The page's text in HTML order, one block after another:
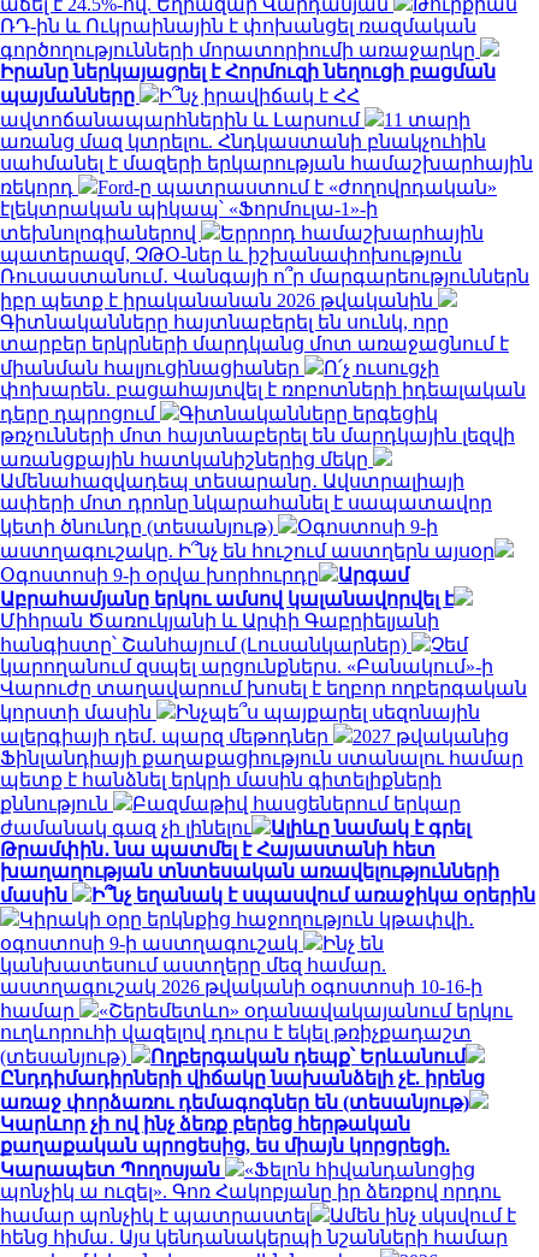
ՌԴ-ին և Ուկրաինային է փոխանցել ռազմական
գործողությունների մորատորիումի առաջարկը
Իրանը ներկայացրել է Հորմուզի նեղուցի բացման
պայմանները
Ի՞նչ իրավիճակ է ՀՀ
ավտոճանապարհներին և Լարսում
11 տարի
առանց մազ կտրելու. Հնդկաստանի բնակչուհին
սահմանել է մազերի երկարության համաշխարհային
ռեկորդ
Ford-ը պատրաստում է «ժողովրդական»
էլեկտրական պիկապ՝ «Ֆորմուլա-1»-ի
տեխնոլոգիաներով
Երրորդ համաշխարհային
պատերազմ, ՉԹՕ-ներ և իշխանափոխություն
Ռուսաստանում․ Վանգայի ո՞ր մարգարեություններն
իբր պետք է իրականանան 2026 թվականին
Գիտնականները հայտնաբերել են սունկ, որը
տարբեր երկրների մարդկանց մոտ առաջացնում է
միանման հալյուցինացիաներ
Ո՛չ ուսուցչի
փոխարեն. բացահայտվել է ռոբոտների իդեալական
դերը դպրոցում
Գիտնականները երգեցիկ
թռչունների մոտ հայտնաբերել են մարդկային լեզվի
առանցքային հատկանիշներից մեկը
Ամենահազվադեպ տեսարանը․ Ավստրալիայի
ափերի մոտ դրոնը նկարահանել է սապատավոր
կետի ծնունդը (տեսանյութ)
Օգոստոսի 9-ի
աստղագուշակը. Ի՞նչ են հուշում աստղերն այսօր
Օգոստոսի 9-ի օրվա խորհուրդը
Արգամ
Աբրահամյանը երկու ամսով կալանավորվել է
Միհրան Ծառուկյանի և Արփի Գաբրիելյանի
հանգիստը՝ Շանհայում (Լուսանկարներ)
Չեմ
կարողանում զսպել արցունքներս. «Բանակում»-ի
Վարուժը տաղավարում խոսել է եղբոր ողբերգական
կորստի մասին
Ինչպե՞ս պայքարել սեզոնային
ալերգիայի դեմ. պարզ մեթոդներ
2027 թվականից
Ֆինլանդիայի քաղաքացիություն ստանալու համար
պետք է հանձնել երկրի մասին գիտելիքների
քննություն
Բազմաթիվ հասցեներում երկար
ժամանակ գազ չի լինելու
Ալիևը նամակ է գրել
Թրամփին․ նա պատմել է Հայաստանի հետ
խաղաղության տնտեսական առավելությունների
մասին
Ի՞նչ եղանակ է սպասվում առաջիկա օրերին
Կիրակի օրը երկնքից հաջողություն կթափվի․
օգոստոսի 9-ի աստղագուշակ
Ինչ են
կանխատեսում աստղերը մեզ համար.
աստղագուշակ 2026 թվականի օգոստոսի 10-16-ի
համար
«Շերեմետևո» օդանավակայանում երկու
ուղևորուհի վազելով դուրս է եկել թռիչքադաշտ
(տեսանյութ)
Ողբերգական դեպք՝ Երևանում
Ընդդիմադիրների վիճակը նախանձելի չէ. իրենց
առաջ փորձառու դեմագոգներ են (տեսանյութ)
Կարևոր չի ով ինչ ձեռք բերեց հերթական
քաղաքական պրոցեսից, ես միայն կորցրեցի.
Կարապետ Պողոսյան
«Ֆելոն հիվանդանոցից
պոնչիկ ա ուզել». Գոռ Հակոբյանը իր ձեռքով որդու
համար պոնչիկ է պատրաստել
Ամեն ինչ սկսվում է
հենց հիմա․ Այս կենդանակերպի նշանների համար